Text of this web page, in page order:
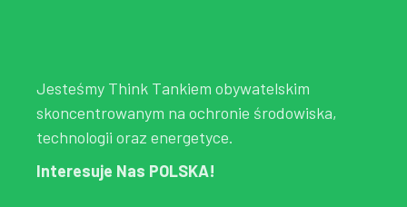
Jesteśmy Think Tankiem obywatelskim
skoncentrowanym na ochronie środowiska,
technologii oraz energetyce.
Interesuje Nas POLSKA!